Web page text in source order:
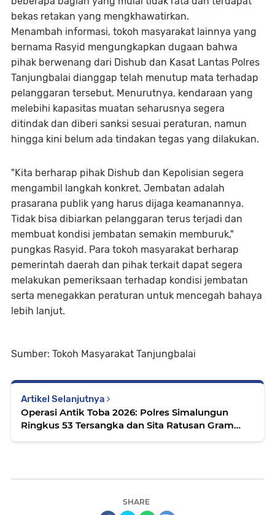
bekas retakan yang mengkhawatirkan.
Menambah informasi, tokoh masyarakat lainnya yang
bernama Rasyid mengungkapkan dugaan bahwa
pihak berwenang dari Dishub dan Kasat Lantas Polres
Tanjungbalai dianggap telah menutup mata terhadap
pelanggaran tersebut. Menurutnya, kendaraan yang
melebihi kapasitas muatan seharusnya segera
ditindak dan diberi sanksi sesuai peraturan, namun
hingga kini belum ada tindakan tegas yang dilakukan.
"Kita berharap pihak Dishub dan Kepolisian segera
mengambil langkah konkret. Jembatan adalah
prasarana publik yang harus dijaga keamanannya.
Tidak bisa dibiarkan pelanggaran terus terjadi dan
membuat kondisi jembatan semakin memburuk,"
pungkas Rasyid. Para tokoh masyarakat berharap
pemerintah daerah dan pihak terkait dapat segera
melakukan pemeriksaan terhadap kondisi jembatan
serta menegakkan peraturan untuk mencegah bahaya
lebih lanjut.
Sumber: Tokoh Masyarakat Tanjungbalai
Artikel Selanjutnya
Operasi Antik Toba 2026: Polres Simalungun
Ringkus 53 Tersangka dan Sita Ratusan Gram
SHARE